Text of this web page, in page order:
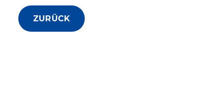
ZURÜCK